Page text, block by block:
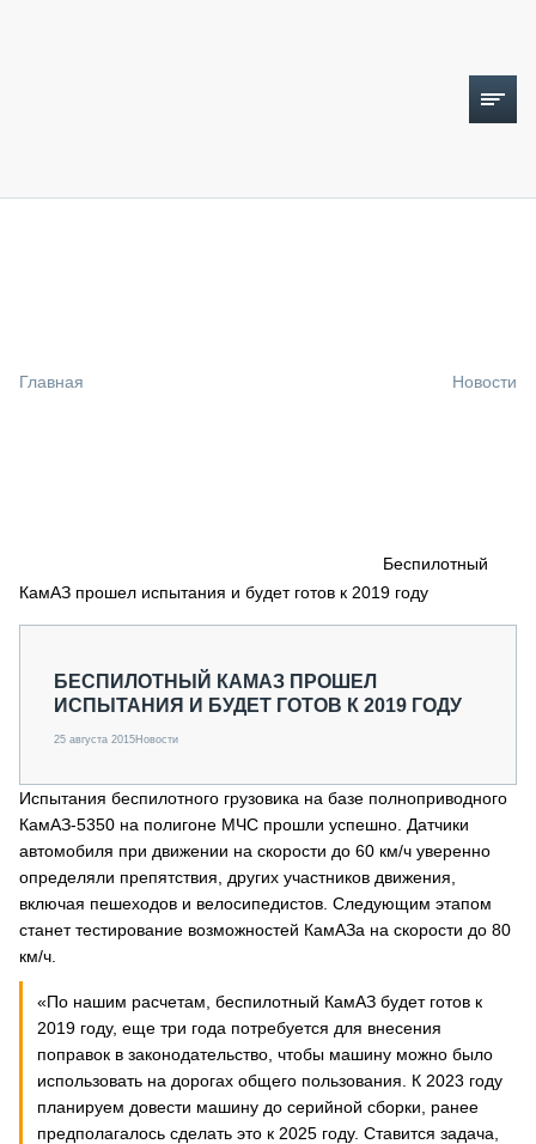
СПЕЦПРОЕКТЫ
О ПРОЕКТЕ
Главная Новости
Беспилотный
КамАЗ прошел испытания и будет готов к 2019 году
БЕСПИЛОТНЫЙ КАМАЗ ПРОШЕЛ
ИСПЫТАНИЯ И БУДЕТ ГОТОВ К 2019 ГОДУ
25 августа 2015Новости
Испытания беспилотного грузовика на базе полноприводного
КамАЗ-5350 на полигоне МЧС прошли успешно. Датчики
автомобиля при движении на скорости до 60 км/ч уверенно
определяли препятствия, других участников движения,
включая пешеходов и велосипедистов. Следующим этапом
станет тестирование возможностей КамАЗа на скорости до 80
км/ч.
«По нашим расчетам, беспилотный КамАЗ будет готов к
2019 году, еще три года потребуется для внесения
поправок в законодательство, чтобы машину можно было
использовать на дорогах общего пользования. К 2023 году
планируем довести машину до серийной сборки, ранее
предполагалось сделать это к 2025 году. Ставится задача,